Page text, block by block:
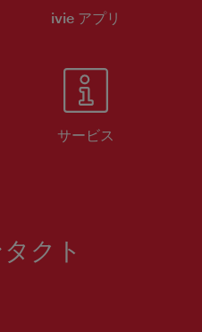
ivie アプリ
サービス
クト